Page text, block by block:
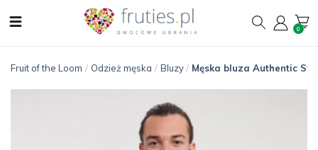
0
Fruit of the Loom / Odzież męska / Bluzy / Męska bluza Authentic